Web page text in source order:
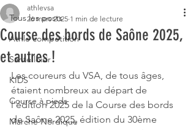
Tous les posts
Athle compétition
Santé loisir
KIDS
Course à pieds
Marche Nordique
Course des bords de Saône 2025,
et autres !
athlevsa
26 mars 2025 1 min de lecture
Les coureurs du VSA, de tous âges,
étaient nombreux au départ de
l'édition 2025 de la Course des bords
de Saône 2025, édition du 30ème